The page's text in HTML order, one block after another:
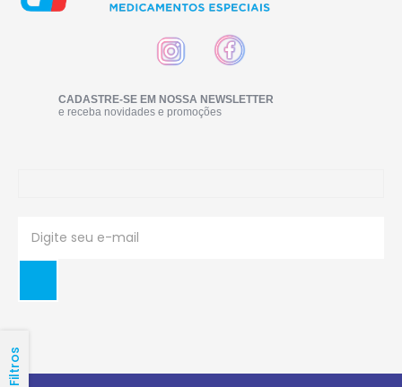
Filtros
CADASTRE-SE EM NOSSA NEWSLETTER
e receba novidades e promoções